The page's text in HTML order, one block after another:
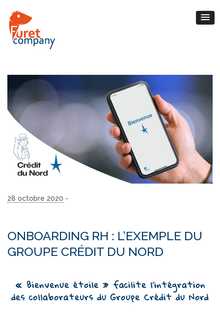
28 octobre 2020 -
ONBOARDING RH : L’EXEMPLE DU
GROUPE CRÉDIT DU NORD
« Bienvenue étoile » facilite l’intégration
des collaborateurs du Groupe Crédit du Nord